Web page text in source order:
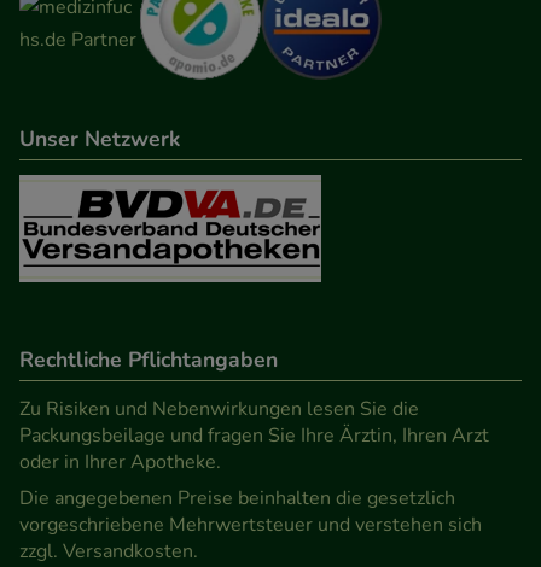
zu gestalten. Bitte beachten Sie, dass Daten hierfür
teilweise an Dritte wie z.B. Google oder soziale
Unser Netzwerk
Rechtliche Pflichtangaben
Zu Risiken und Nebenwirkungen lesen Sie die
Packungsbeilage und fragen Sie Ihre Ärztin, Ihren Arzt
oder in Ihrer Apotheke.
Die angegebenen Preise beinhalten die gesetzlich
vorgeschriebene Mehrwertsteuer und verstehen sich
zzgl. Versandkosten.